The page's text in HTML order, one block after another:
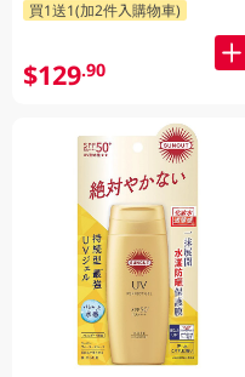
買1送1(加2件入購物車)
$129.90